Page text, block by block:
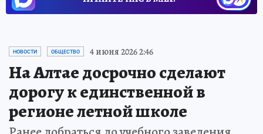
НОВОСТИ ОБЩЕСТВО 4 июня 2026 2:46
На Алтае досрочно сделают
дорогу к единственной в
регионе летной школе